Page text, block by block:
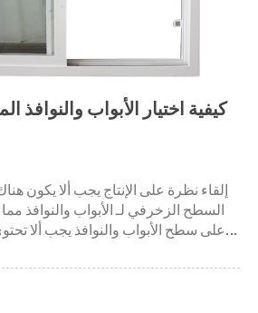
كيفية اختيار الأبواب
السطح
على سطح الأبواب والنوافذ يجب ألا
على اختلافات ألوان واضحة. يجب ألا يكون هناك رقائق...